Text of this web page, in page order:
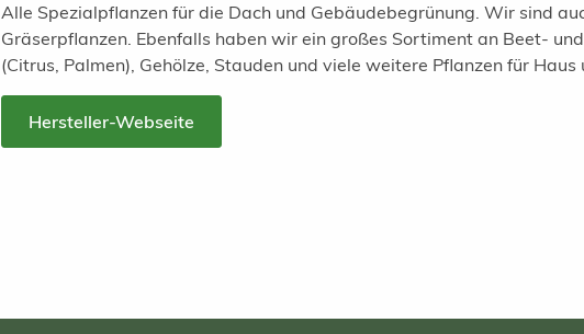
Alle Spezialpflanzen für die Dach und Gebäudebegrünung. Wir sind
Gräserpflanzen. Ebenfalls haben wir ein großes Sortiment an Beet-
(Citrus, Palmen), Gehölze, Stauden und viele weitere Pflanzen für Haus
Hersteller-Webseite